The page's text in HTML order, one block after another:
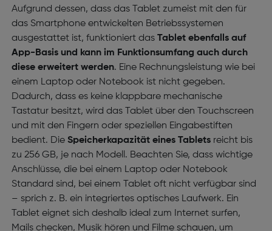
Aufgrund dessen, dass das Tablet zumeist mit den für
das Smartphone entwickelten Betriebssystemen
ausgestattet ist, funktioniert das Tablet ebenfalls auf
App-Basis und kann im Funktionsumfang auch durch
diese erweitert werden. Eine Rechnungsleistung wie bei
einem Laptop oder Notebook ist nicht gegeben.
Dadurch, dass es keine klappbare mechanische
Tastatur besitzt, wird das Tablet über den Touchscreen
und mit den Fingern oder speziellen Eingabestiften
bedient. DieSpeicherkapazität eines Tabletsreicht bis
zu 256 GB, je nach Modell. Beachten Sie, dass wichtige
Anschlüsse, die bei einem Laptop oder Notebook
Standard sind, bei einem Tablet oft nicht verfügbar sind
– sprich z. B. ein integriertes optisches Laufwerk. Ein
Tablet eignet sich deshalb ideal zum Internet surfen,
Mails checken, Musik hören und Filme schauen, um